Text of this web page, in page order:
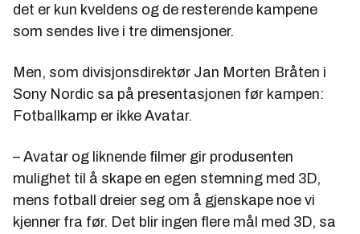
det er kun kveldens og de resterende kampene
som sendes live i tre dimensjoner.
Men, som divisjonsdirektør Jan Morten Bråten i
Sony Nordic sa på presentasjonen før kampen:
Fotballkamp er ikke Avatar.
– Avatar og liknende filmer gir produsenten
mulighet til å skape en egen stemning med 3D,
mens fotball dreier seg om å gjenskape noe vi
kjenner fra før. Det blir ingen flere mål med 3D, sa